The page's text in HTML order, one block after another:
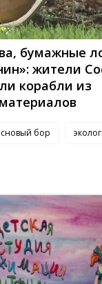
бумажные
жители
корабли из
бор